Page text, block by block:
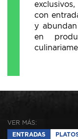
con
y
en
VER MÁS:
ENTRADAS